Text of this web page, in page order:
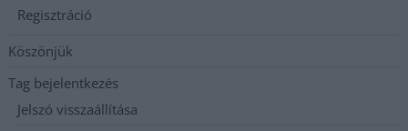
Regisztráció
Köszönjük
Tag bejelentkezés
Jelszó visszaállítása